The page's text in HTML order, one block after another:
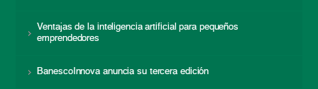
Ventajas de la inteligencia artificial para pequeños
emprendedores
BanescoInnova anuncia su tercera edición